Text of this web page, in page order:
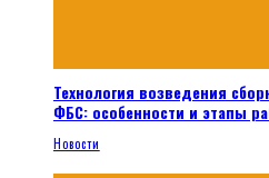
Технология возведения
ФБС: особенности и этапы
Новости